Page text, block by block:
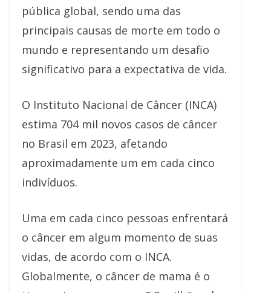
pública global, sendo uma das
principais causas de morte em todo o
mundo e representando um desafio
significativo para a expectativa de vida.
O Instituto Nacional de Câncer (INCA)
estima 704 mil novos casos de câncer
no Brasil em 2023, afetando
aproximadamente um em cada cinco
indivíduos.
Uma em cada cinco pessoas enfrentará
o câncer em algum momento de suas
vidas, de acordo com o INCA.
Globalmente, o câncer de mama é o